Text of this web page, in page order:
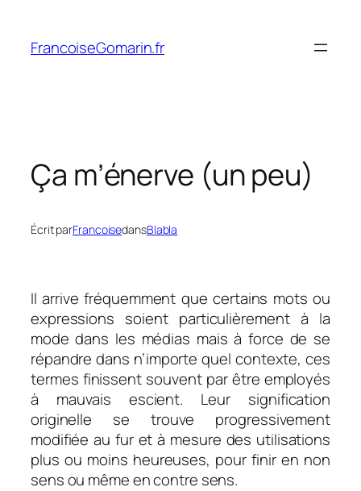
contenu
FrancoiseGomarin.fr
Ça m’énerve (un peu)
Écrit parFrancoisedansBlabla
Il arrive fréquemment que certains mots ou
expressions soient particulièrement à la
mode dans les médias mais à force de se
répandre dans n’importe quel contexte, ces
termes finissent souvent par être employés
à mauvais escient. Leur signification
originelle se trouve progressivement
modifiée au fur et à mesure des utilisations
plus ou moins heureuses, pour finir en non
sens ou même en contre sens.